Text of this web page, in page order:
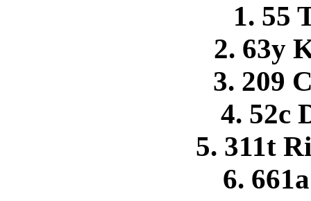
1. 55
2. 63y
3. 209
4. 52c
5. 311t
6.